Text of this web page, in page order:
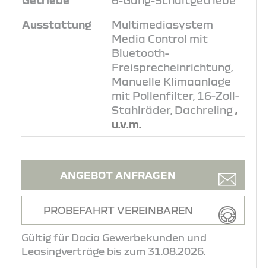
Ausstattung
Multimediasystem
Media Control mit
Bluetooth-
Freisprecheinrichtung,
Manuelle Klimaanlage
mit Pollenfilter, 16-Zoll-
Stahlräder, Dachreling ,
u.v.m.
ANGEBOT ANFRAGEN
PROBEFAHRT VEREINBAREN
Gültig für Dacia Gewerbekunden und
Leasingverträge bis zum 31.08.2026.